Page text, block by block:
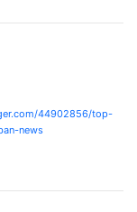
44902856/top-
news